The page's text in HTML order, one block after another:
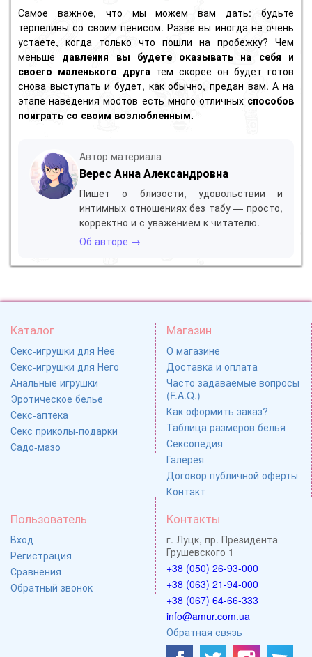
Самое важное, что мы можем вам дать: будьте
терпеливы со своим пенисом. Разве вы иногда не очень
устаете, когда только что пошли на пробежку? Чем
меньше давления вы будете оказывать на себя и
своего маленького друга тем скорее он будет готов
снова выступать и будет, как обычно, предан вам. А на
этапе наведения мостов есть много отличных способов
поиграть со своим возлюбленным.
Автор материала
Верес Анна Александровна
Пишет о близости, удовольствии и
интимных отношениях без табу — просто,
корректно и с уважением к читателю.
Об авторе →
Каталог
Секс-игрушки для Нее
Секс-игрушки для Него
Анальные игрушки
Эротическое белье
Секс-аптека
Секс приколы-подарки
Садо-мазо
Магазин
О магазине
Доставка и оплата
Часто задаваемые вопросы
(F.A.Q.)
Как оформить заказ?
Таблица размеров белья
Сексопедия
Галерея
Договор публичной оферты
Контакт
Пользователь
Вход
Регистрация
Сравнения
Обратный звонок
Контакты
г. Луцк, пр. Президента
Грушевского 1
+38 (050) 26-93-000
+38 (063) 21-94-000
+38 (067) 64-66-333
info@amur.com.ua
Обратная связь